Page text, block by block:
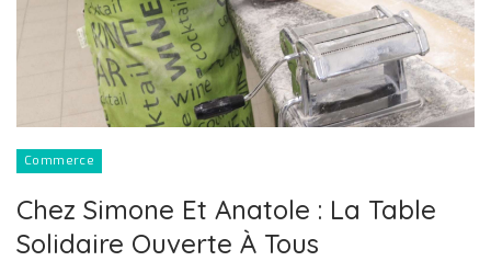
Commerce
Chez Simone Et Anatole : La Table
Solidaire Ouverte À Tous